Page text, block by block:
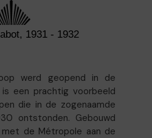
1931 - 1932
werd geopend in de
een prachtig voorbeeld
die in de zogenaamde
ontstonden. Gebouwd
de Métropole aan de